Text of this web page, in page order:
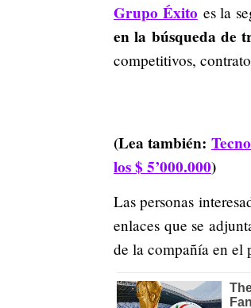
Grupo Éxito es la
en la búsqueda de
competitivos,
(Lea también:
los $ 5’000.000)
Las personas
enlaces que se
de la compañía en el